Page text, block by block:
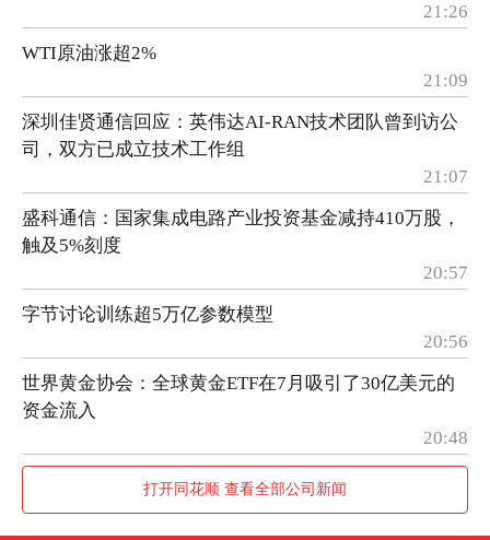
21:26
WTI原油涨超2%
21:09
深圳佳贤通信回应：英伟达AI-RAN技术团队曾到访公
司，双方已成立技术工作组
21:07
盛科通信：国家集成电路产业投资基金减持410万股，
触及5%刻度
20:57
字节讨论训练超5万亿参数模型
20:56
世界黄金协会：全球黄金ETF在7月吸引了30亿美元的
资金流入
20:48
打开同花顺 查看全部公司新闻